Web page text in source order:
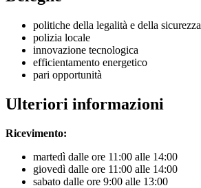
politiche della legalità e della sicurezza
polizia locale
innovazione tecnologica
efficientamento energetico
pari opportunità
Ulteriori informazioni
Ricevimento:
martedì dalle ore 11:00 alle 14:00
giovedì dalle ore 11:00 alle 14:00
sabato dalle ore 9:00 alle 13:00